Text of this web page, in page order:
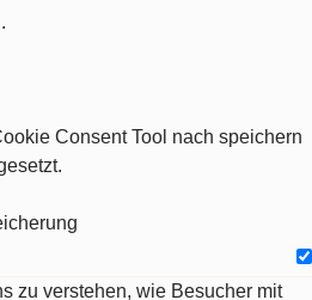
Consent Tool nach speichern
zu verstehen, wie Besucher mit